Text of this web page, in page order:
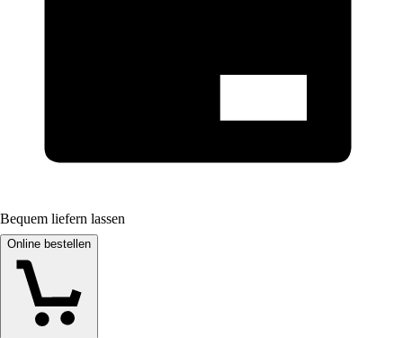
Bequem liefern lassen
Online bestellen